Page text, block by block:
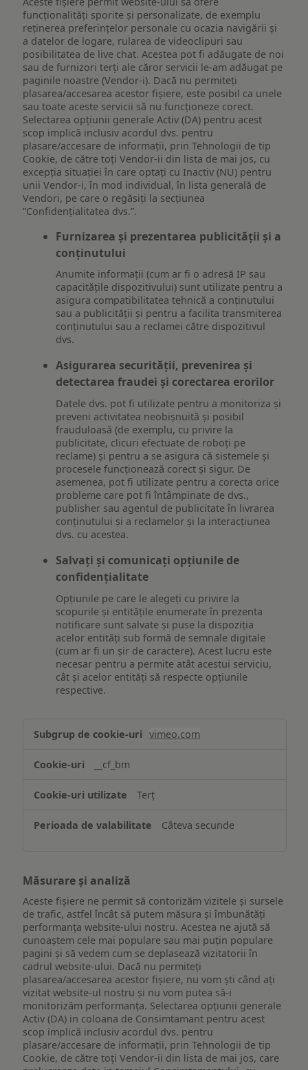
funcționalități sporite și personalizate, de exemplu
reţinerea preferinţelor personale cu ocazia navigării și
a datelor de logare, rularea de videoclipuri sau
posibilitatea de live chat. Acestea pot fi adăugate de noi
sau de furnizori terți ale căror servicii le-am adăugat pe
paginile noastre (Vendor-i). Dacă nu permiteți
plasarea/accesarea acestor fișiere, este posibil ca unele
sau toate aceste servicii să nu funcționeze corect.
Selectarea opțiunii generale Activ (DA) pentru acest
scop implică inclusiv acordul dvs. pentru
plasare/accesare de informații, prin Tehnologii de tip
Cookie, de către toți Vendor-ii din lista de mai jos, cu
excepția situației în care optați cu Inactiv (NU) pentru
unii Vendor-i, în mod individual, în lista generală de
Vendori, pe care o regăsiți la secțiunea
“Confidențialitatea dvs.”.
Furnizarea și prezentarea publicității și a
conținutului
Anumite informații (cum ar fi o adresă IP sau
capacitățile dispozitivului) sunt utilizate pentru a
asigura compatibilitatea tehnică a conținutului
sau a publicității și pentru a facilita transmiterea
conținutului sau a reclamei către dispozitivul
dvs.
Asigurarea securității, prevenirea și
detectarea fraudei și corectarea erorilor
Datele dvs. pot fi utilizate pentru a monitoriza și
preveni activitatea neobișnuită și posibil
frauduloasă (de exemplu, cu privire la
publicitate, clicuri efectuate de roboți pe
reclame) și pentru a se asigura că sistemele și
procesele funcționează corect și sigur. De
asemenea, pot fi utilizate pentru a corecta orice
probleme care pot fi întâmpinate de dvs.,
publisher sau agentul de publicitate în livrarea
conținutului și a reclamelor și la interacțiunea
dvs. cu acestea.
Salvați și comunicați opțiunile de
confidențialitate
Opțiunile pe care le alegeți cu privire la
scopurile și entitățile enumerate în prezenta
notificare sunt salvate și puse la dispoziția
acelor entități sub formă de semnale digitale
(cum ar fi un șir de caractere). Acest lucru este
necesar pentru a permite atât acestui serviciu,
cât și acelor entități să respecte opțiunile
respective.
funcționalităților
ului
vimeo.com
__cf_bm
Terț
Câteva secunde
Măsurare și analiză
Aceste fișiere ne permit să contorizăm vizitele și sursele
de trafic, astfel încât să putem măsura și îmbunătăți
performanța website-ului nostru. Acestea ne ajută să
cunoaștem cele mai populare sau mai puțin populare
pagini și să vedem cum se deplasează vizitatorii în
cadrul website-ului. Dacă nu permiteți
plasarea/accesarea acestor fișiere, nu vom ști când ați
vizitat website-ul nostru și nu vom putea să-i
monitorizăm performanța. Selectarea opțiunii generale
Activ (DA) in coloana de Consimtamant pentru acest
scop implică inclusiv acordul dvs. pentru
plasare/accesare de informații, prin Tehnologii de tip
Cookie, de către toți Vendor-ii din lista de mai jos, care